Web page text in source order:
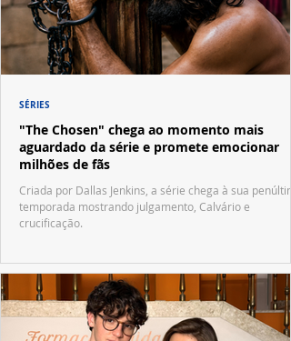
"The Chosen" chega ao momento mais
aguardado da série e promete emocionar
milhões de fãs
Criada por Dallas Jenkins, a série chega à sua
temporada mostrando julgamento, Calvário e
crucificação.
SÉRIES